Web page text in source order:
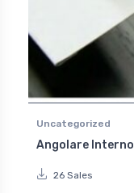
Uncategorized
Angolare Interno
26 Sales